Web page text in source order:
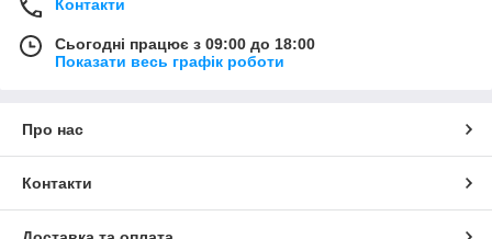
Контакти
Сьогодні працює з 09:00 до 18:00
Показати весь графік роботи
Про нас
Контакти